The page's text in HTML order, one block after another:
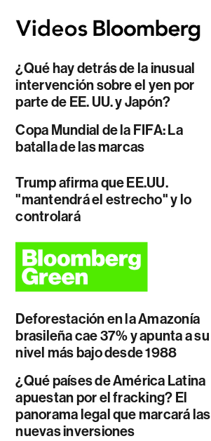
¿Qué hay detrás de la inusual
intervención sobre el yen por
parte de EE. UU. y Japón?
Copa Mundial de la FIFA: La
batalla de las marcas
Trump afirma que EE.UU.
"mantendrá el estrecho" y lo
controlará
Deforestación en la Amazonía
brasileña cae 37% y apunta a su
nivel más bajo desde 1988
¿Qué países de América Latina
apuestan por el fracking? El
panorama legal que marcará las
nuevas inversiones